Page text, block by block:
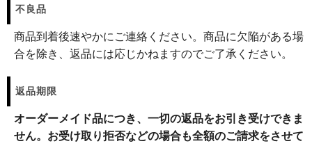
不良品
商品到着後速やかにご連絡ください。商品に欠陥がある場
合を除き、返品には応じかねますのでご了承ください。
返品期限
オーダーメイド品につき、一切の返品をお引き受けできま
せん。お受け取り拒否などの場合も全額のご請求をさせて